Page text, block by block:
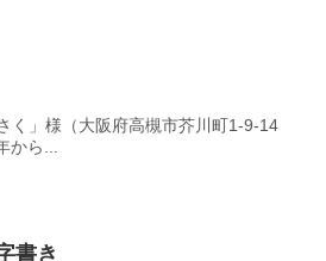
く」様（大阪府高槻市芥川町1-9-14
から...
書き